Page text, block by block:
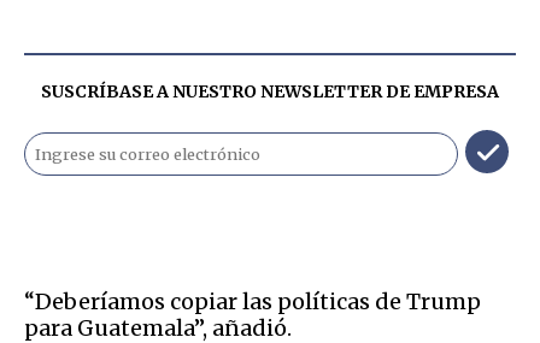
SUSCRÍBASE A NUESTRO NEWSLETTER DEEMPRESA
“Deberíamos copiar las políticas de Trump
para Guatemala”, añadió.